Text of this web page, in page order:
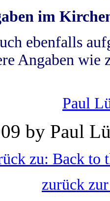
im
ebenfalls
Angaben wie
Paul
by Paul
zu: Back to
zurück